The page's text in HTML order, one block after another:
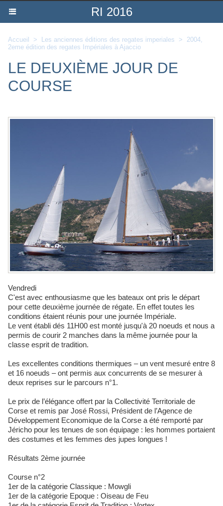
RI 2016
Accueil > Les anciennes éditions des regates imperiales >
2004,
2eme édition des regates Impériales à Ajaccio
LE DEUXIÈME JOUR DE
COURSE
Vendredi
C'est avec enthousiasme que les bateaux ont pris le départ
pour cette deuxième journée de régate. En effet toutes les
conditions étaient réunis pour une journée Impériale.
Le vent établi dés 11H00 est monté jusqu'à 20 noeuds et nous a
permis de courir 2 manches dans la même journée pour la
classe esprit de tradition.
Les excellentes conditions thermiques – un vent mesuré entre 8
et 16 noeuds – ont permis aux concurrents de se mesurer à
deux reprises sur le parcours n°1.
Le prix de l’élégance offert par la Collectivité Territoriale de
Corse et remis par José Rossi, Président de l’Agence de
Développement Economique de la Corse a été remporté par
Jéricho pour les tenues de son équipage : les hommes portaient
des costumes et les femmes des jupes longues !
Résultats 2ème journée
Course n°2
1er de la catégorie Classique : Mowgli
1er de la catégorie Epoque : Oiseau de Feu